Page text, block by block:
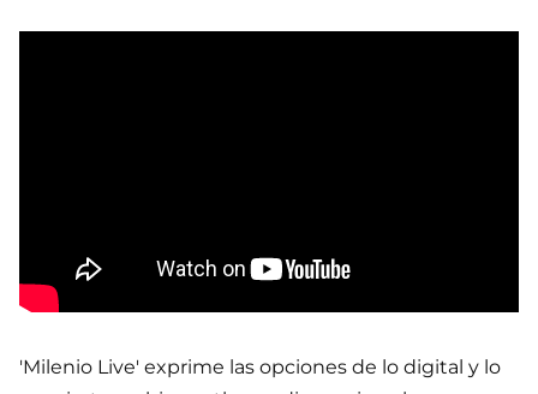
'Milenio Live' exprime las opciones de lo digital y lo